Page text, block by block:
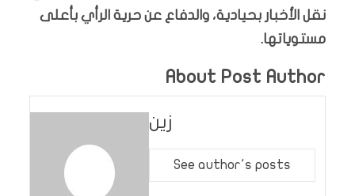
نقل الأخبار بحيادية، والدفاع عن حرية الرأي بأعلى
مستوياتها.
About Post Author
زين
See author's posts